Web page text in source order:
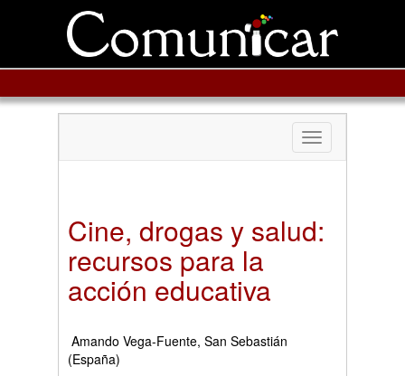
Toggle
navigation
Cine, drogas y salud:
recursos para la
acción educativa
Amando Vega-Fuente, San Sebastián
(España)